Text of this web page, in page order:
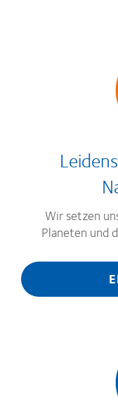
Wir setzen
Planeten und